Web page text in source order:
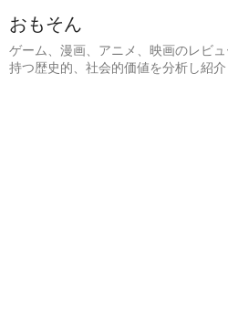
おもそん
ゲーム、漫画、アニメ、映画のレビ
持つ歴史的、社会的価値を分析し紹